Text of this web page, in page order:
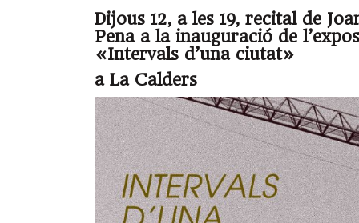
Dijous 12, a les 19, recital de
Pena a la inauguració de
«Intervals d’una ciutat»
a La Calders